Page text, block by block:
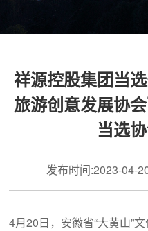
祥源控股集团当
旅游创意发展协
当选
发布时间:2023-04-
4月20日，安徽省“大黄山”